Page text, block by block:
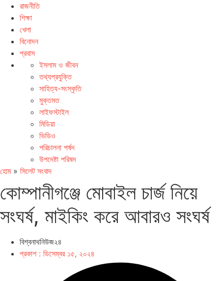
রাজনীতি
শিক্ষা
খেলা
বিনোদন
প্রবাস
ইসলাম ও জীবন
তথ্যপ্রযুক্তি
সাহিত্য-সংস্কৃতি
মুক্তমত
লাইফস্টাইল
মিডিয়া
ভিডিও
পরিচালনা পর্ষদ
উপদেষ্টা পরিষদ
হোম» সিলেট সংবাদ
কোম্পানীগঞ্জে মোবাইল চার্জ নিয়ে
সংঘর্ষ, মাইকিং করে আবারও সংঘর্ষ
বিশ্বনাথনিউজ২৪
প্রকাশ : ডিসেম্বর ১৫, ২০২৪